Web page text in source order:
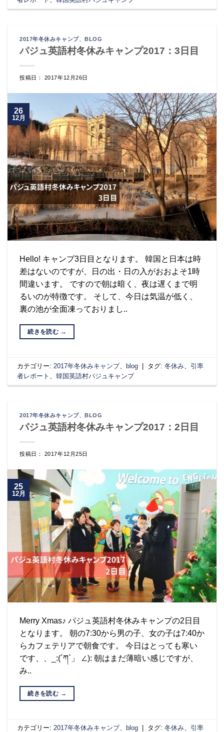
2017年冬休みキャンプ、 BLOG
パジュ英語村冬休みキャンプ2017：3日目
投稿日： 2017年12月26日
26
12月
Hello! キャンプ3日目となります。 韓国と日本は時
差はないのですが、日の出・日の入がおおよそ1時
間違います。 ですので朝は暗く、夜は遅くまで明
るいのが特徴です。 そして、今日は気温が低く、
裏の池が全面凍っておりまし..
続きを読む →
カテゴリー: 2017年冬休みキャンプ、blog | タグ:冬休み
引率
者レポート
、韓国英語村パジュキャンプ
2017年冬休みキャンプ、 BLOG
パジュ英語村冬休みキャンプ2017：2日目
投稿日： 2017年12月25日
25
12月
Merry Xmas♪ パジュ英語村冬休みキャンプの2日目
となります。 朝の7:30から男の子、女の子は7:40か
らカフェテリアで朝食です。 今日はとっても寒い
です、、_:(´ཀ`」 ∠): 朝はまだ薄暗い感じですが、
み..
続きを読む →
カテゴリー: 2017年冬休みキャンプ、blog | タグ:冬休み
引率